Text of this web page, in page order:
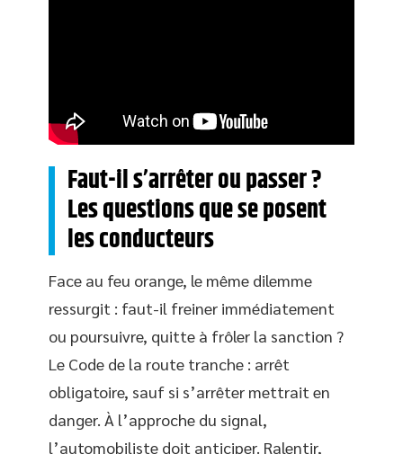
Faut-il s’arrêter ou passer ?
Les questions que se posent
les conducteurs
Face au feu orange, le même dilemme
ressurgit : faut-il freiner immédiatement
ou poursuivre, quitte à frôler la sanction ?
Le Code de la route tranche : arrêt
obligatoire, sauf si s’arrêter mettrait en
danger. À l’approche du signal,
l’automobiliste doit anticiper. Ralentir,